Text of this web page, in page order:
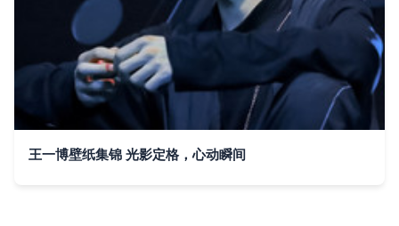
王一博壁纸集锦 光影定格，心动瞬间